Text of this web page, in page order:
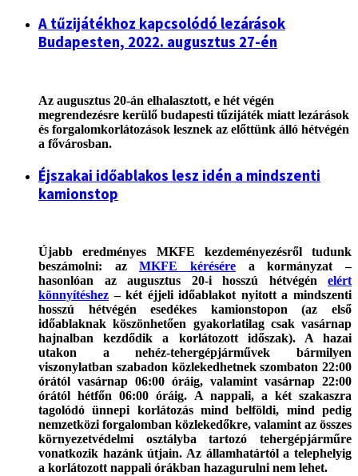
A tűzijátékhoz kapcsolódó lezárások
Budapesten, 2022. augusztus 27-én
Az augusztus 20-án elhalasztott, e hét végén
megrendezésre kerülő budapesti tűzijáték miatt lezárások
és forgalomkorlátozások lesznek az előttünk álló hétvégén
a fővárosban.
Éjszakai időablakos lesz idén a mindszenti
kamionstop
Újabb eredményes MKFE kezdeményezésről tudunk
beszámolni: azMKFE kérésére a kormányzat –
hasonlóan az augusztus 20-i hosszú hétvégén elért
könnyítéshez – két éjjeli időablakot nyitott a mindszenti
hosszú hétvégén esedékes kamionstopon (az első
időablaknak köszönhetően gyakorlatilag csak vasárnap
hajnalban kezdődik a korlátozott időszak). A hazai
utakon a nehéz-tehergépjárművek bármilyen
viszonylatban szabadon közlekedhetnek szombaton 22:00
órától vasárnap 06:00 óráig, valamint vasárnap 22:00
órától hétfőn 06:00 óráig. A nappali, a két szakaszra
tagolódó ünnepi korlátozás mind belföldi, mind pedig
nemzetközi forgalomban közlekedőkre, valamint az összes
környezetvédelmi osztályba tartozó tehergépjárműre
vonatkozik hazánk útjain. Az államhatártól a telephelyig
a korlátozott nappali órákban hazagurulni nem lehet.